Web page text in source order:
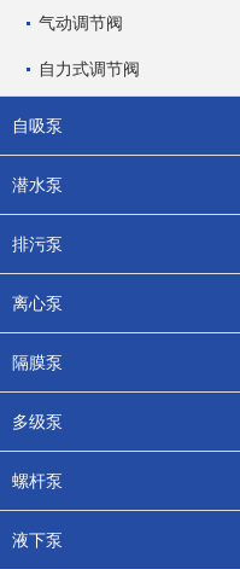
气动调节阀
自力式调节阀
自吸泵
潜水泵
排污泵
离心泵
隔膜泵
多级泵
螺杆泵
液下泵